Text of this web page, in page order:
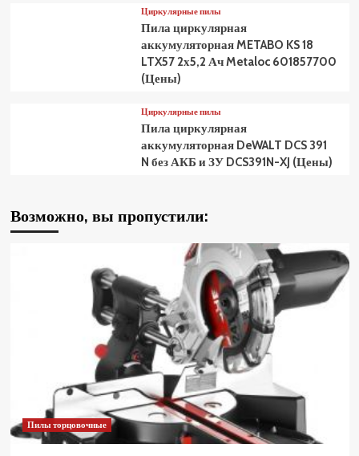
Циркулярные пилы
Пила циркулярная
аккумуляторная METABO KS 18
LTX57 2х5,2 Ач Metaloc 601857700
(Цены)
Циркулярные пилы
Пила циркулярная
аккумуляторная DeWALT DCS 391
N без АКБ и ЗУ DCS391N-XJ (Цены)
Возможно, вы пропустили:
Пилы торцовочные